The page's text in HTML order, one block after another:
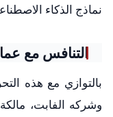
نماذج الذكاء
التنافس مع
بالتوازي مع هذه
وشركه الفابت،